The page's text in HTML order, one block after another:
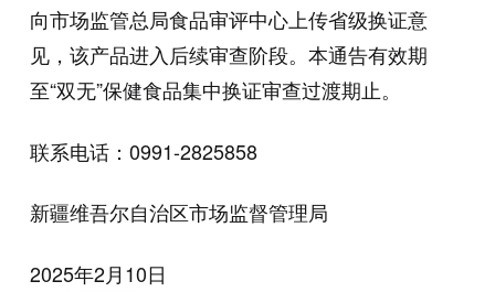
向市场监管总局食品审评中心上传省级换证意
见，该产品进入后续审查阶段。本通告有效期
至“双无”保健食品集中换证审查过渡期止。
联系电话：0991-2825858
新疆维吾尔自治区市场监督管理局
2025年2月10日